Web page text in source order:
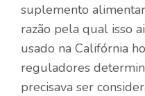
suplemento
razão pela qual isso
usado na Califórnia
reguladores
precisava ser